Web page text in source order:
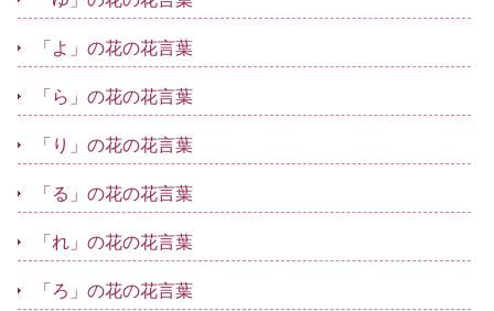
「よ」の花の花言葉
「ら」の花の花言葉
「り」の花の花言葉
「る」の花の花言葉
「れ」の花の花言葉
「ろ」の花の花言葉